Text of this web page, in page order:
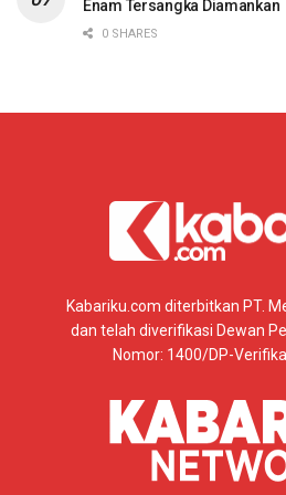
Enam Tersangka Diamankan
0 SHARES
Kabariku.com diterbitkan PT.
dan telah diverifikasi Dewan
Nomor: 1400/DP-